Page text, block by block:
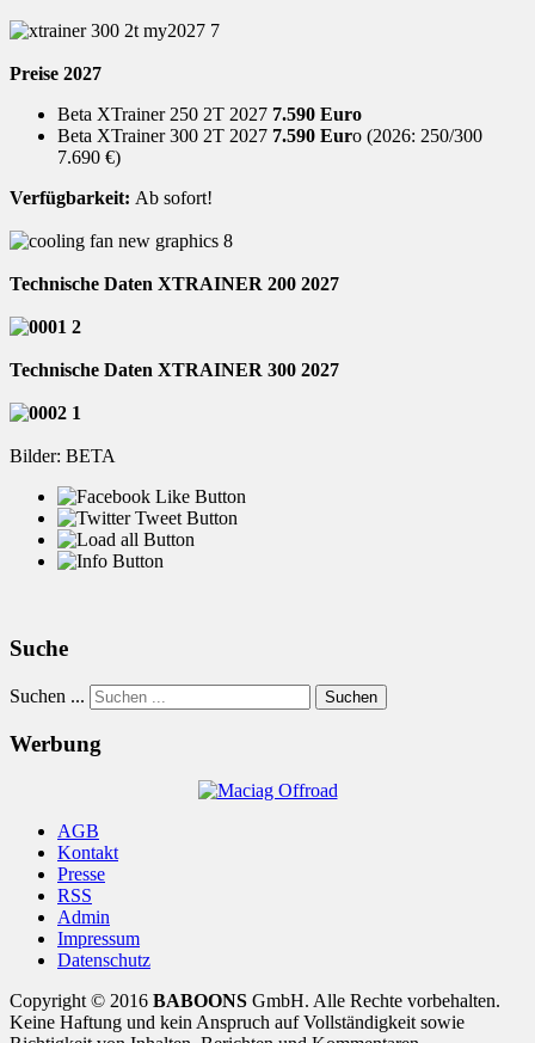
Preise 2027
Beta XTrainer 250 2T 2027 7.590 Euro
Beta XTrainer 300 2T 2027 7.590 Euro (2026: 250/300
7.690 €)
Verfügbarkeit: Ab sofort!
Technische Daten XTRAINER 200 2027
Technische Daten XTRAINER 300 2027
Bilder: BETA
Suche
Suchen ... Suchen
Werbung
AGB
Kontakt
Presse
RSS
Admin
Impressum
Datenschutz
Copyright © 2016 BABOONS GmbH. Alle Rechte vorbehalten.
Keine Haftung und kein Anspruch auf Vollständigkeit sowie